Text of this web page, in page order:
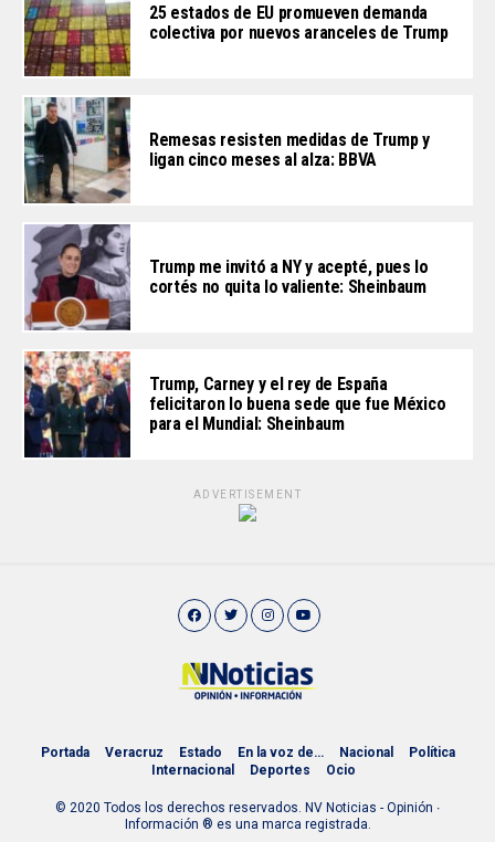
25 estados de EU promueven demanda
colectiva por nuevos aranceles de Trump
Remesas resisten medidas de Trump y
ligan cinco meses al alza: BBVA
Trump me invitó a NY y acepté, pues lo
cortés no quita lo valiente: Sheinbaum
Trump, Carney y el rey de España
felicitaron lo buena sede que fue México
para el Mundial: Sheinbaum
ADVERTISEMENT
Portada Veracruz Estado En la voz de… Nacional
Política
Internacional
Deportes Ocio
© 2020 Todos los derechos reservados. NV Noticias - Opinión ∙
Información ® es una marca registrada.